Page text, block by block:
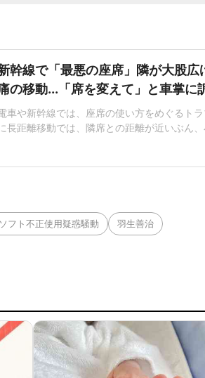
幹線で「最悪の座席」隣が大股
の移動...「席を変えて」と車掌に
車や新幹線では、座席の使い方をめぐるト
長距離移動では、隣席との距離が近いぶん
つながることがある。都内在住の中村彩名さ
京に向かう新幹線で、思わぬ出来事に直面し
フト不正使用疑惑騒動 羽生善治